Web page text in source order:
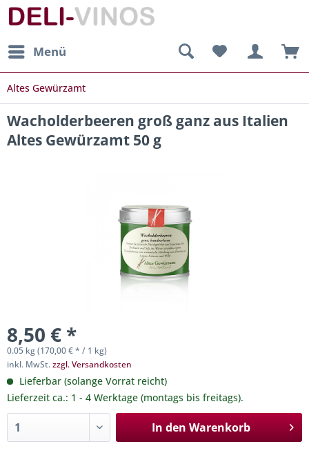
Menü
Altes Gewürzamt
Wacholderbeeren groß ganz aus Italien
Altes Gewürzamt 50 g
8,50 € *
0.05 kg (170,00 € * / 1 kg)
inkl. MwSt.zzgl. Versandkosten
Lieferbar (solange Vorrat reicht)
Lieferzeit ca.: 1 - 4 Werktage (montags bis freitags).
In den Warenkorb